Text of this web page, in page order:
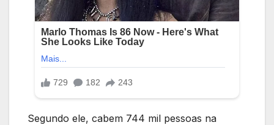
Segundo ele, cabem 744 mil pessoas na